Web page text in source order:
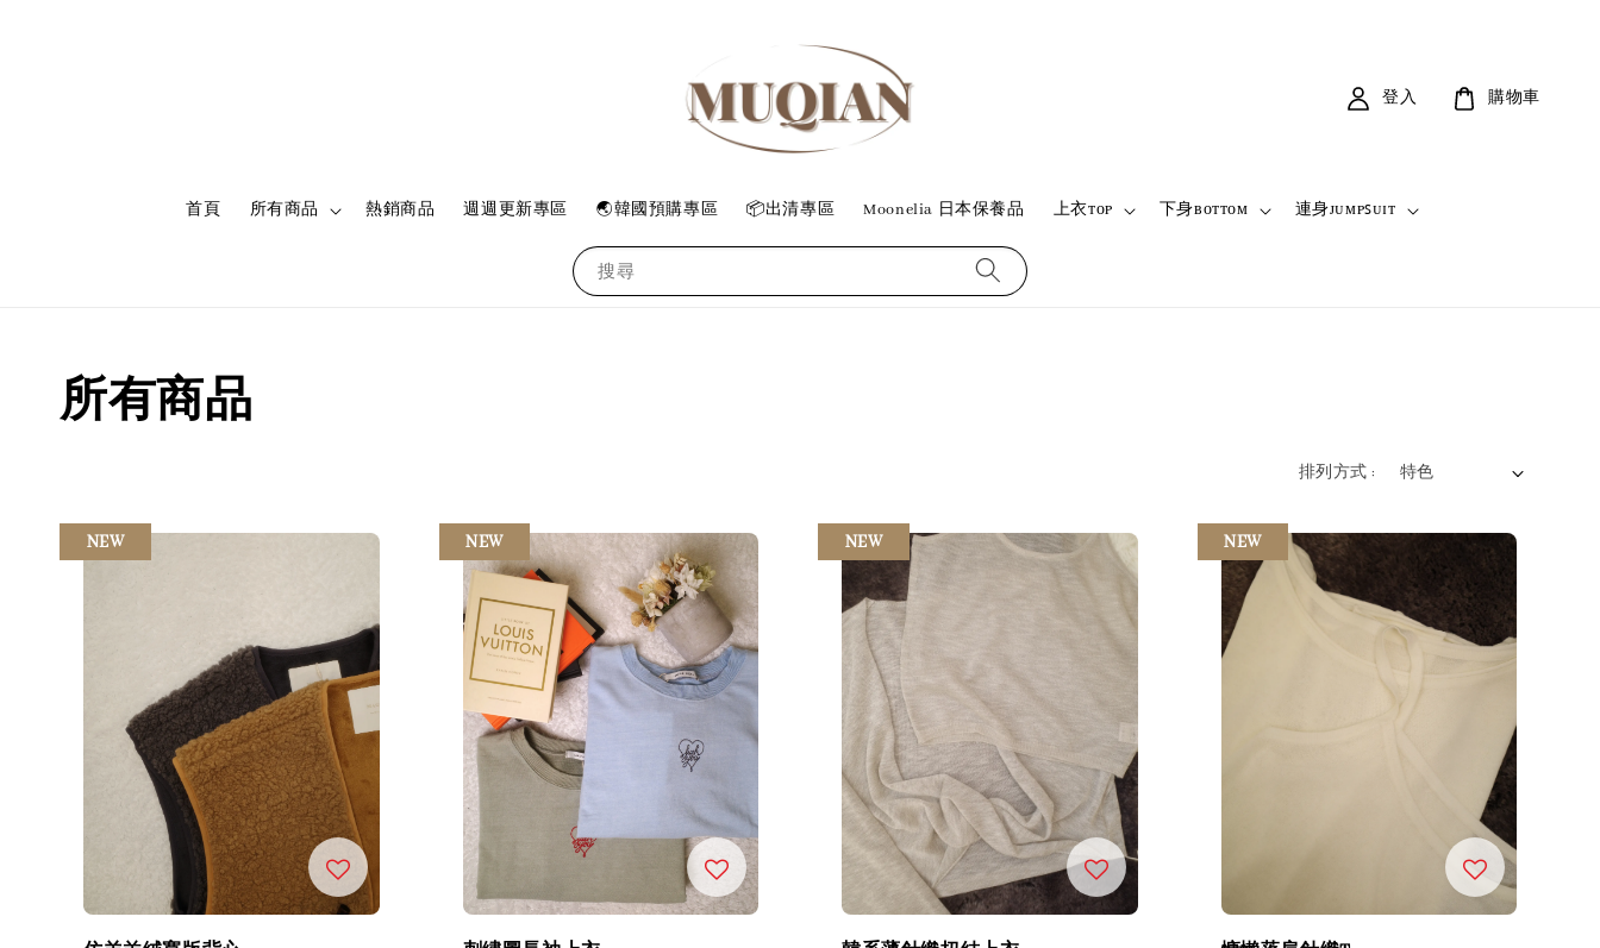
搜尋
首頁 所有商品 熱銷商品 週週更新專區 🌏韓國預購專區 📦出清專區 Moonelia 日本保養品 上衣ᴛᴏᴘ 下身ʙᴏᴛᴛᴏᴍ 連身ᴊᴜᴍᴘꜱᴜɪᴛ
登入 購物車
所有商品
排列方式 :
NEW NEW NEW NEW